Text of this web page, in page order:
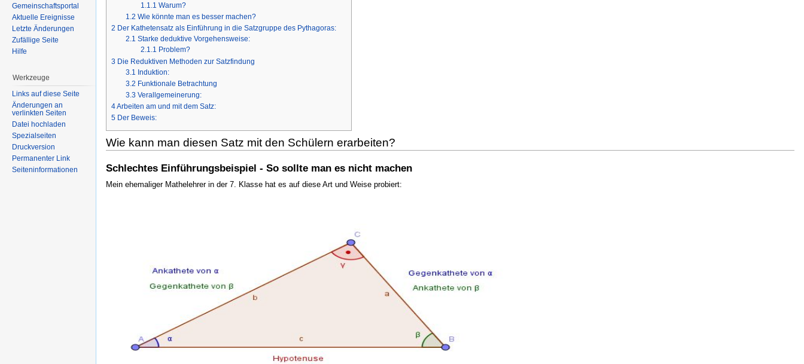
1.1.1 Warum?
1.2 Wie könnte man es besser machen?
2 Der Kathetensatz als Einführung in die Satzgruppe des Pythagoras:
2.1 Starke deduktive Vorgehensweise:
2.1.1 Problem?
3 Die Reduktiven Methoden zur Satzfindung
3.1 Induktion:
3.2 Funktionale Betrachtung
3.3 Verallgemeinerung:
4Arbeiten am und mit dem Satz:
5 Der Beweis:
Wie kann man diesen Satz mit den Schülern erarbeiten?
Schlechtes Einführungsbeispiel - So sollte man es nicht machen
Mein ehemaliger Mathelehrer in der 7. Klasse hat es auf diese Art und Weise probiert:
Gemeinschaftsportal
Aktuelle Ereignisse
Letzte Änderungen
Zufällige Seite
Hilfe
Werkzeuge
Links auf diese Seite
Änderungen an
verlinkten Seiten
Datei hochladen
Spezialseiten
Druckversion
Permanenter Link
Seiteninformationen